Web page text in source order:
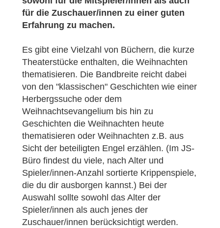
für die Zuschauer/innen zu einer guten
Erfahrung zu machen.
Es gibt eine Vielzahl von Büchern, die kurze
Theaterstücke enthalten, die Weihnachten
thematisieren. Die Bandbreite reicht dabei
von den "klassischen" Geschichten wie einer
Herbergssuche oder dem
Weihnachtsevangelium bis hin zu
Geschichten die Weihnachten heute
thematisieren oder Weihnachten z.B. aus
Sicht der beteiligten Engel erzählen. (Im JS-
Büro findest du viele, nach Alter und
Spieler/innen-Anzahl sortierte Krippenspiele,
die du dir ausborgen kannst.) Bei der
Auswahl sollte sowohl das Alter der
Spieler/innen als auch jenes der
Zuschauer/innen berücksichtigt werden.